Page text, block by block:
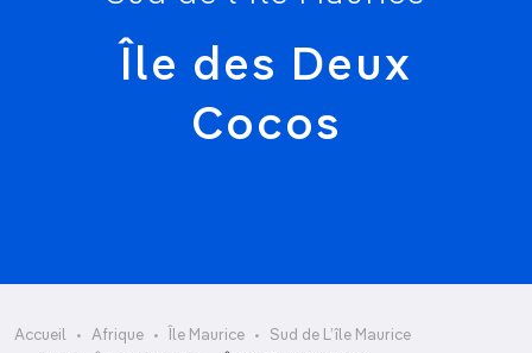
Île des Deux
Cocos
Accueil Afrique Île Maurice
Sud de L’île Maurice